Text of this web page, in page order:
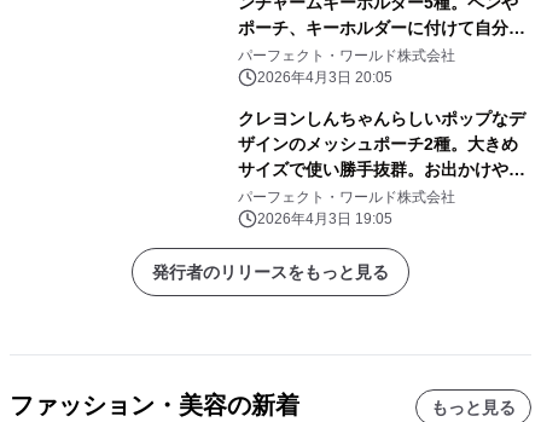
ポーチ、キーホルダーに付けて自分だ
けのアレンジしよう
パーフェクト・ワールド株式会社
2026年4月3日 20:05
クレヨンしんちゃんらしいポップなデ
ザインのメッシュポーチ2種。大きめ
サイズで使い勝手抜群。お出かけや旅
行にぜひ！
パーフェクト・ワールド株式会社
2026年4月3日 19:05
発行者のリリースをもっと見る
ファッション・美容の新着 もっと見る